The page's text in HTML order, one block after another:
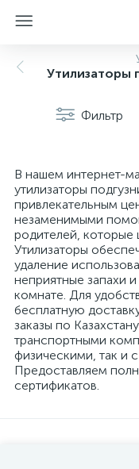
Утилизаторы
Фильтр
В нашем интернет-
утилизаторы
привлекательным
незаменимыми
родителей, которые
Утилизаторы
удаление
неприятные запахи
комнате. Для
бесплатную
заказы по
транспортными
физическими, так и
Предоставляем
сертификатов.